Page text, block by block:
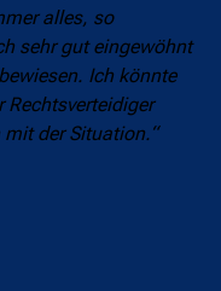
alles, so
sehr gut eingewöhnt
Ich könnte
Rechtsverteidiger
der Situation.“